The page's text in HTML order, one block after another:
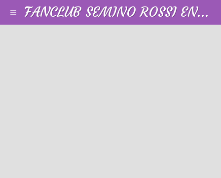
FANCLUB SEMINO ROSSI EN FRANCE